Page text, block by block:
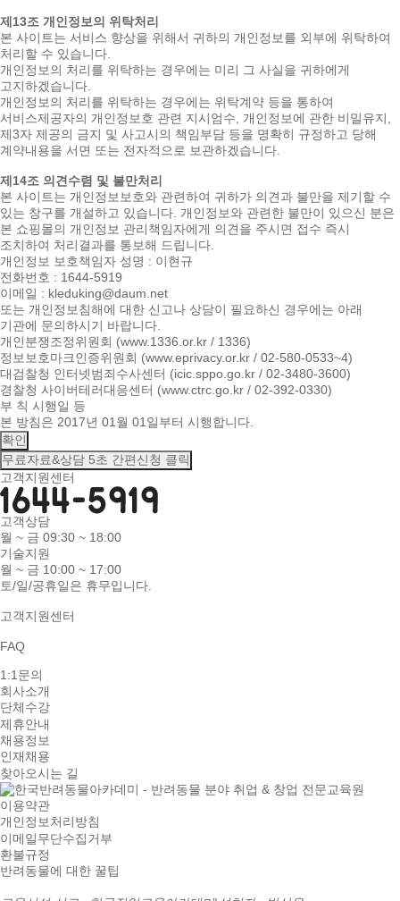
제13조 개인정보의 위탁처리
본 사이트는 서비스 향상을 위해서 귀하의 개인정보를 외부에 위탁하여
처리할 수 있습니다.
개인정보의 처리를 위탁하는 경우에는 미리 그 사실을 귀하에게
고지하겠습니다.
개인정보의 처리를 위탁하는 경우에는 위탁계약 등을 통하여
서비스제공자의 개인정보호 관련 지시엄수, 개인정보에 관한 비밀유지,
제3자 제공의 금지 및 사고시의 책임부담 등을 명확히 규정하고 당해
계약내용을 서면 또는 전자적으로 보관하겠습니다.
제14조 의견수렴 및 불만처리
본 사이트는 개인정보보호와 관련하여 귀하가 의견과 불만을 제기할 수
있는 창구를 개설하고 있습니다. 개인정보와 관련한 불만이 있으신 분은
본 쇼핑몰의 개인정보 관리책임자에게 의견을 주시면 접수 즉시
조치하여 처리결과를 통보해 드립니다.
개인정보 보호책임자 성명 : 이현규
전화번호 : 1644-5919
이메일 : kleduking@daum.net
또는 개인정보침해에 대한 신고나 상담이 필요하신 경우에는 아래
기관에 문의하시기 바랍니다.
개인분쟁조정위원회 (www.1336.or.kr / 1336)
정보보호마크인증위원회 (www.eprivacy.or.kr / 02-580-0533~4)
대검찰청 인터넷범죄수사센터 (icic.sppo.go.kr / 02-3480-3600)
경찰청 사이버테러대응센터 (www.ctrc.go.kr / 02-392-0330)
부 칙 시행일 등
본 방침은 2017년 01월 01일부터 시행합니다.
확인
무료자료&상담 5초 간편신청 클릭
고객지원센터
고객상담
월 ~ 금 09:30 ~ 18:00
기술지원
월 ~ 금 10:00 ~ 17:00
토/일/공휴일은 휴무입니다.
고객지원센터
FAQ
1:1문의
회사소개
단체수강
제휴안내
채용정보
인재채용
찾아오시는 길
이용약관
개인정보처리방침
이메일무단수집거부
환불규정
반려동물에 대한 꿀팁